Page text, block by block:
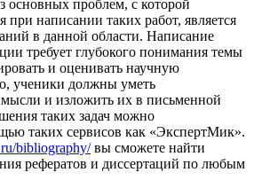
проблем, с которой
при написании таких работ, является
в данной области. Написание
требует глубокого понимания темы
и оценивать научную
ученики должны уметь
мысли и изложить их в письменной
таких задач можно
таких сервисов как «ЭкспертМик».
bibliography/вы сможете найти
рефератов и диссертаций по любым